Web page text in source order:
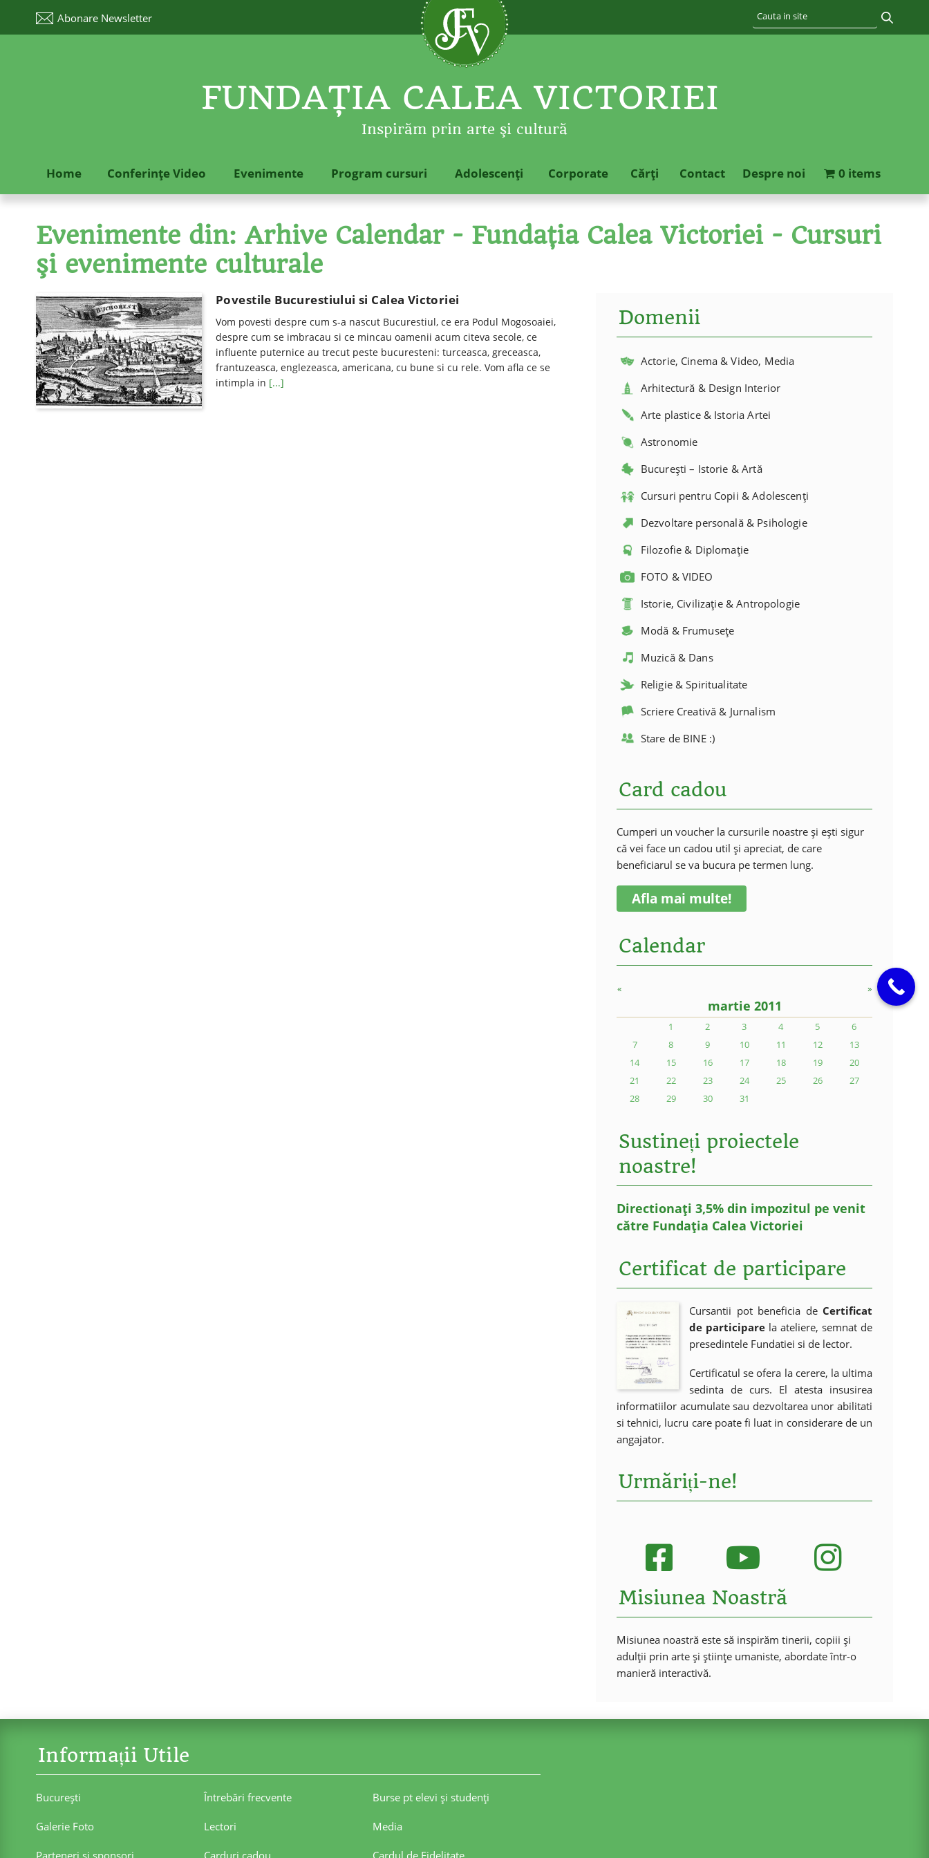
Abonare Newsletter
FUNDAŢIA CALEA VICTORIEI
Inspirăm prin arte şi cultură
Home Conferinţe Video Evenimente Program cursuri Adolescenţi Corporate Cărţi Contact Despre noi 0 items
Evenimente din: Arhive Calendar - Fundaţia Calea Victoriei - Cursuri
şi evenimente culturale
Povestile Bucurestiului si Calea Victoriei
Vom povesti despre cum s-a nascut Bucurestiul, ce era Podul Mogosoaiei,
despre cum se imbracau si ce mincau oamenii acum citeva secole, ce
influente puternice au trecut peste bucuresteni: turceasca, greceasca,
frantuzeasca, englezeasca, americana, cu bune si cu rele. Vom afla ce se
intimpla in [...]
Domenii
Actorie, Cinema & Video, Media
Arhitectură & Design Interior
Arte plastice & Istoria Artei
Astronomie
București – Istorie & Artă
Cursuri pentru Copii & Adolescenți
Dezvoltare personală & Psihologie
Filozofie & Diplomație
FOTO & VIDEO
Istorie, Civilizație & Antropologie
Modă & Frumusețe
Muzică & Dans
Religie & Spiritualitate
Scriere Creativă & Jurnalism
Stare de BINE :)
Card cadou
Cumperi un voucher la cursurile noastre și ești sigur
că vei face un cadou util și apreciat, de care
beneficiarul se va bucura pe termen lung.
Afla mai multe!
Calendar
« »
martie 2011
1 2 3 4 5
6
7
8 9 10 11 12
13
14
15 16 17 18 19
20
21
22 23 24 25 26
27
28
29 30 31
Sustineți proiectele
noastre!
Directionați 3,5% din impozitul pe venit
către Fundația Calea Victoriei
Certificat de participare
Cursantii pot beneficia de Certificat
de participare la ateliere, semnat de
presedintele Fundatiei si de lector.
Certificatul se ofera la cerere, la ultima
sedinta de curs. El atesta insusirea
informatiilor acumulate sau dezvoltarea unor abilitati
si tehnici, lucru care poate fi luat in considerare de un
angajator.
Urmăriți-ne!
Misiunea Noastră
Misiunea noastră este să inspirăm tinerii, copiii și
adulții prin arte și științe umaniste, abordate într-o
manieră interactivă.
Informații Utile
Bucureşti Întrebări frecvente Burse pt elevi şi studenţi
Galerie Foto Lectori Media
Parteneri şi sponsori Carduri cadou Cardul de Fidelitate